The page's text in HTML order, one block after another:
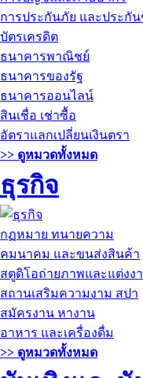
การประกันภัย และประกั
บัตรเครดิต
ธนาคารพาณิชย์
ธนาคารของรัฐ
ธนาคารออนไลน์
สินเชื่อ เช่าซื้อ
อัตราแลกเปลี่ยนเงินตรา
>> ดูหมวดทั้งหมด
ธุรกิจ
กฏหมาย ทนายความ
คมนาคม และขนส่งสินค้า
สตูดิโอถ่ายภาพและแต่งง
สถานเสริมความงาม สปา
สมัครงาน หางาน
อาหาร และเครื่องดื่ม
>> ดูหมวดทั้งหมด